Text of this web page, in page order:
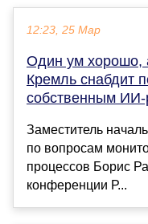
12:23, 25 Мар
Один ум хорошо,
Кремль снабдит
собственным
Заместитель
по вопросам
процессов Борис
конференции Р...